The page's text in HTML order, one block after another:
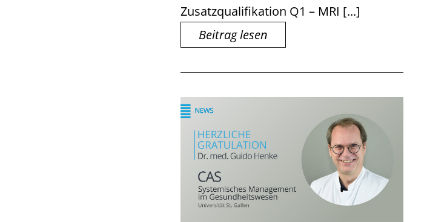
Zusatzqualifikation Q1 – MRI [...]
Beitrag lesen